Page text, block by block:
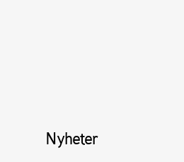
Nyheter